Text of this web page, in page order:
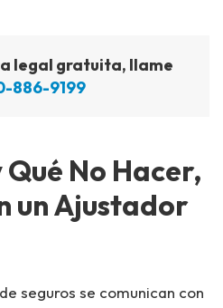
legal gratuita, llame
886-9199
No Hacer,
un Ajustador
seguros se comunican con